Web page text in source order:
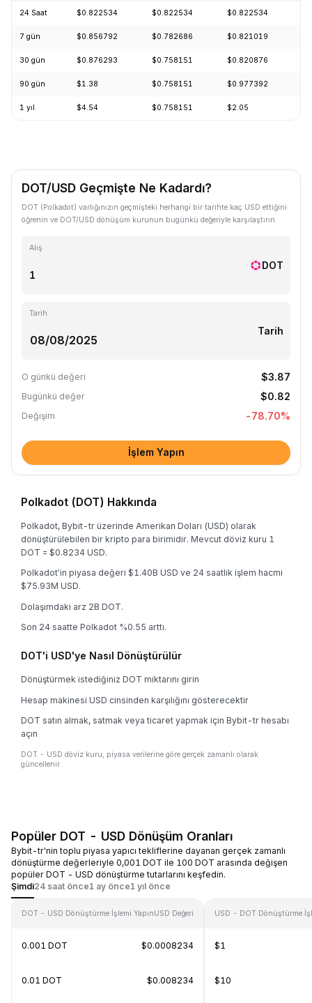
24 Saat $0.822534 $0.822534 $0.822534
7 gün $0.856792 $0.782686 $0.821019
30 gün $0.876293 $0.758151 $0.820876
90 gün $1.38 $0.758151 $0.977392
1 yıl $4.54 $0.758151 $2.05
DOT/USD Geçmişte Ne Kadardı?
DOT (Polkadot) varlığınızın geçmişteki herhangi bir tarihte kaç USD ettiğini
öğrenin ve DOT/USD dönüşüm kurunun bugünkü değeriyle karşılaştırın.
Alış
DOT
Tarih
Tarih
O günkü değeri $3.87
Bugünkü değer $0.82
Değişim -78.70%
İşlem Yapın
Polkadot (DOT) Hakkında
Polkadot, Bybit-tr üzerinde Amerikan Doları (USD) olarak
dönüştürülebilen bir kripto para birimidir. Mevcut döviz kuru 1
DOT = $0.8234 USD.
Polkadot'in piyasa değeri $1.40B USD ve 24 saatlik işlem hacmi
$75.93M USD.
Dolaşımdaki arz 2B DOT.
Son 24 saatte Polkadot %0.55 arttı.
DOT'i USD'ye Nasıl Dönüştürülür
Dönüştürmek istediğiniz DOT miktarını girin
Hesap makinesi USD cinsinden karşılığını gösterecektir
DOT satın almak, satmak veya ticaret yapmak için Bybit-tr hesabı
açın
DOT - USD döviz kuru, piyasa verilerine göre gerçek zamanlı olarak
güncellenir.
Popüler DOT - USD Dönüşüm Oranları
Bybit-tr'nin toplu piyasa yapıcı tekliflerine dayanan gerçek zamanlı
dönüştürme değerleriyle 0,001 DOT ile 100 DOT arasında değişen
popüler DOT - USD dönüştürme tutarlarını keşfedin.
Şimdi24 saat önce1 ay önce1 yıl önce
DOT - USD Dönüştürme İşlemi YapınUSD Değeri
0.001 DOT $0.0008234
0.01 DOT $0.008234
USD - DOT Dönüştürme
$1
$10